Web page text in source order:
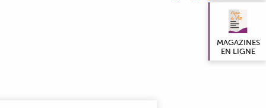
MAGAZINES
EN LIGNE